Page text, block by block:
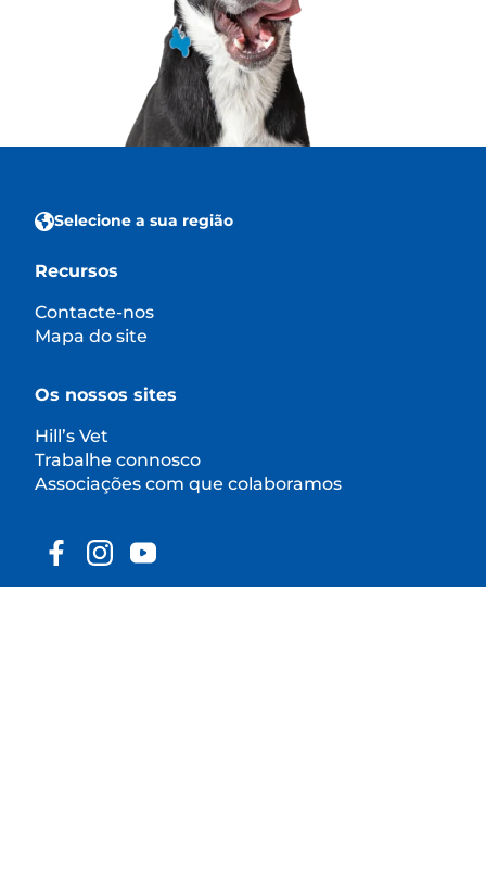
Selecione a sua região
Recursos
Contacte-nos
Mapa do site
Os nossos sites
Hill’s Vet
Trabalhe connosco
Associações com que colaboramos